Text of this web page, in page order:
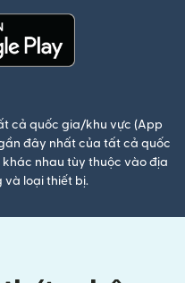
cả quốc gia/khu vực (App
đây nhất của tất cả quốc
khác nhau tùy thuộc vào địa
và loại thiết bị.